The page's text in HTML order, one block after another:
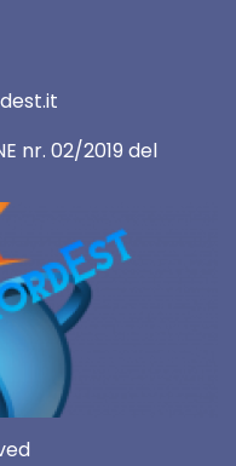
nr. 02/2019 del